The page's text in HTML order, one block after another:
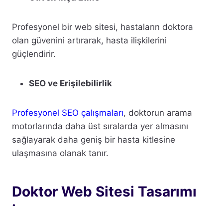
Profesyonel bir web sitesi, hastaların doktora
olan güvenini artırarak, hasta ilişkilerini
güçlendirir.
SEO ve Erişilebilirlik
Profesyonel SEO çalışmaları, doktorun arama
motorlarında daha üst sıralarda yer almasını
sağlayarak daha geniş bir hasta kitlesine
ulaşmasına olanak tanır.
Doktor Web Sitesi Tasarımı